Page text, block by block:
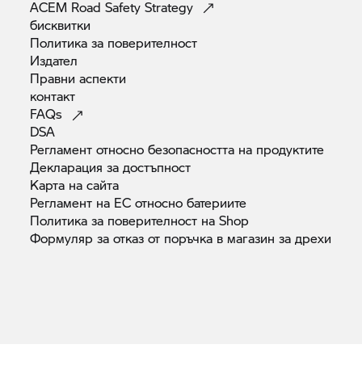
ACEM Road SafetyStrategy
бисквитки
Политика за поверителност
Издател
Правниаспекти
контакт
FAQs
DSA
Регламент относно безопасността на продуктите
Декларация задостъпност
Карта насайта
Регламент на ЕС относнобатериите
Политика за поверителност наShop
Формуляр за отказ от поръчка в магазин задрехи